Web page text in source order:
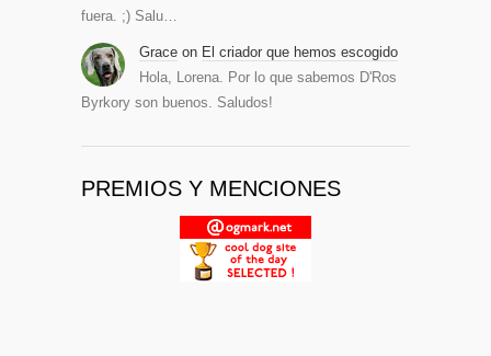
fuera. ;) Salu…
Grace on El criador que hemos escogido
Hola, Lorena. Por lo que sabemos D'Ros
Byrkory son buenos. Saludos!
PREMIOS Y MENCIONES